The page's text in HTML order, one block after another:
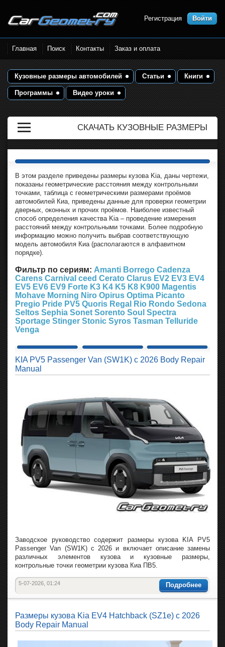
Размеры кузова автомобилей.
Контрольные точки и кузовные
размеры. Геометрия кузова
Регистрация Войти
Главная Поиск Контакты Заказ и оплата
Кузовные размеры автомобилей Статьи Книги
Программы Видео уроки
СКАЧАТЬ КУЗОВНЫЕ РАЗМЕРЫ
В этом разделе приведены размеры кузова Kia, даны чертежи,
показаны геометрические расстояния между контрольными
точками, таблица с геометрическими размерами проёмов
автомобилей Киа, приведены данные для проверки геометрии
дверных, оконных и прочих проёмов. Наиболее известный
способ определения качества Kia – проведение измерения
расстояний между контрольными точками. Более подробную
информацию можно получить выбрав соответствующую
модель автомобиля Киа (располагаются в алфавитном
порядке).
Фильтр по сериям: Amanti Borrego Cadenza
Carens Carnival ceed Cerato Clarus EV2 EV3 EV4
EV5 EV6 EV9 Forte K3 K4 K5 K8 K900 Magentis
Mohave Morning Niro Opirus Optima Picanto
Pregio Pride PV5 Quoris Regal Rio Rondo Sedona
Seltos Sephia Sonet Sorento Soul Spectra
Sportage Stinger Stonic Syros Tasman Telluride
Venga
KIA PV5 Passenger Van (SW1K) с 2026 Body Repair
Manual
Заводское руководство содержит размеры кузова KIA PV5
Passenger Van (SW1K) с 2026 и включает описание замены
различных элементов кузова и кузовные размеры,
контрольные точки геометрии кузова Киа ПВ5.
Подробнее
5-07-2026, 01:24
Размеры кузова Kia EV4 Hatchback (SZ1e) с 2026
Body Repair Manual